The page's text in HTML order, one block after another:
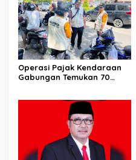
Operasi Pajak Kendaraan
Gabungan Temukan 70